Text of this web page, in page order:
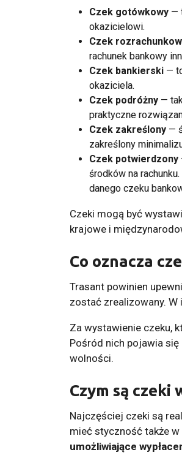
Czek gotówkowy —
okazicielowi.
Czek
rachunek bankowy
Czek bankierski —
okaziciela.
Czek podróżny —
praktyczne
Czek zakreślony —
zakreślony
Czek potwierdzony
środków na
danego czeku
Czeki mogą być
krajowe i
Co oznacza
Trasant powinien
zostać zrealizowany. W
Za wystawienie czeku,
Pośród nich pojawia
wolności.
Czym są czeki
Najczęściej czeki są
mieć styczność także
umożliwiające